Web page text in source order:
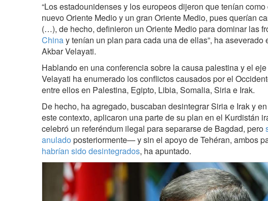
“Los estadounidenses y los europeos dijeron que tenían
nuevo Oriente Medio y un gran Oriente Medio, pues querían
(…), de hecho, definieron un Oriente Medio para dominar las
Chinay tenían un plan para cada una de ellas”, ha aseverado
Akbar Velayati.
Hablando en una conferencia sobre la causa palestina y el
Velayati ha enumerado los conflictos causados por el
entre ellos en Palestina, Egipto, Libia, Somalia, Siria e Irak.
De hecho, ha agregado, buscaban desintegrar Siria e Irak y
este contexto, aplicaron una parte de su plan en el Kurdistán
celebró un referéndum ilegal para separarse de Bagdad, pero
anulado posteriormente— y sin el apoyo de Tehéran, ambos
habrían sido desintegrados, ha apuntado.